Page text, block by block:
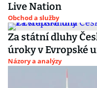
Live Nation
Obchod a služby
Za státní dluhy
úroky v Evropské
Názory a analýzy